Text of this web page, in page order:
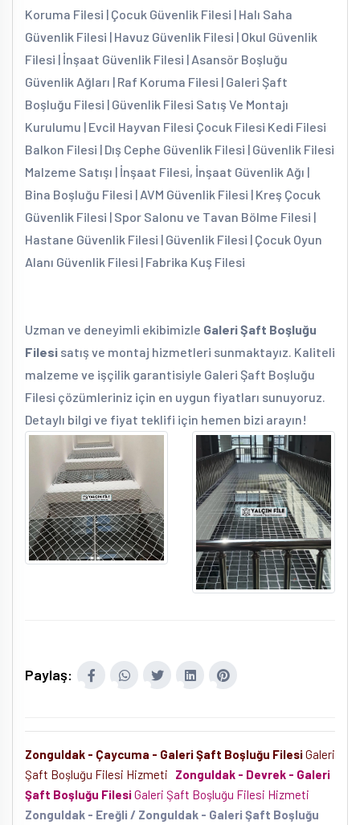
Koruma Filesi | Çocuk Güvenlik Filesi | Halı Saha
Güvenlik Filesi | Havuz Güvenlik Filesi | Okul Güvenlik
Filesi | İnşaat Güvenlik Filesi | Asansör Boşluğu
Güvenlik Ağları | Raf Koruma Filesi | Galeri Şaft
Boşluğu Filesi | Güvenlik Filesi Satış Ve Montajı
Kurulumu | Evcil Hayvan Filesi Çocuk Filesi Kedi Filesi
Balkon Filesi | Dış Cephe Güvenlik Filesi | Güvenlik Filesi
Malzeme Satışı | İnşaat Filesi, İnşaat Güvenlik Ağı |
Bina Boşluğu Filesi | AVM Güvenlik Filesi | Kreş Çocuk
Güvenlik Filesi | Spor Salonu ve Tavan Bölme Filesi |
Hastane Güvenlik Filesi | Güvenlik Filesi | Çocuk Oyun
Alanı Güvenlik Filesi | Fabrika Kuş Filesi
Uzman ve deneyimli ekibimizle Galeri Şaft Boşluğu
Filesi satış ve montaj hizmetleri sunmaktayız. Kaliteli
malzeme ve işçilik garantisiyle Galeri Şaft Boşluğu
Filesi çözümleriniz için en uygun fiyatları sunuyoruz.
Detaylı bilgi ve fiyat teklifi için hemen bizi arayın!
Paylaş:
Zonguldak - Çaycuma - Galeri Şaft Boşluğu FilesiGaleri
Şaft Boşluğu Filesi Hizmeti
Zonguldak - Devrek - Galeri
Şaft Boşluğu FilesiGaleri Şaft Boşluğu Filesi Hizmeti
Zonguldak - Ereğli / Zonguldak - Galeri Şaft Boşluğu